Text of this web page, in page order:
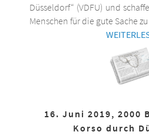
Düsseldorf“ (VDFU) und
Menschen für die gute Sache
16. Juni 2019, 2000
Korso durch